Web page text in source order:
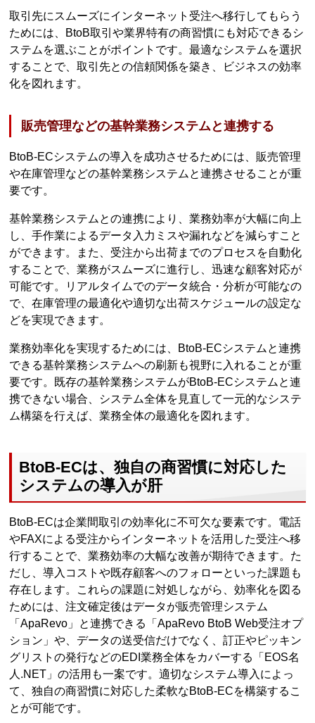
取引先にスムーズにインターネット受注へ移行してもらう
ためには、BtoB取引や業界特有の商習慣にも対応できるシ
ステムを選ぶことがポイントです。最適なシステムを選択
することで、取引先との信頼関係を築き、ビジネスの効率
化を図れます。
販売管理などの基幹業務システムと連携する
BtoB-ECシステムの導入を成功させるためには、販売管理
や在庫管理などの基幹業務システムと連携させることが重
要です。
基幹業務システムとの連携により、業務効率が大幅に向上
し、手作業によるデータ入力ミスや漏れなどを減らすこと
ができます。また、受注から出荷までのプロセスを自動化
することで、業務がスムーズに進行し、迅速な顧客対応が
可能です。リアルタイムでのデータ統合・分析が可能なの
で、在庫管理の最適化や適切な出荷スケジュールの設定な
どを実現できます。
業務効率化を実現するためには、BtoB-ECシステムと連携
できる基幹業務システムへの刷新も視野に入れることが重
要です。既存の基幹業務システムがBtoB-ECシステムと連
携できない場合、システム全体を見直して一元的なシステ
ム構築を行えば、業務全体の最適化を図れます。
BtoB-ECは、独自の商習慣に対応した
システムの導入が肝
BtoB-ECは企業間取引の効率化に不可欠な要素です。電話
やFAXによる受注からインターネットを活用した受注へ移
行することで、業務効率の大幅な改善が期待できます。た
だし、導入コストや既存顧客へのフォローといった課題も
存在します。これらの課題に対処しながら、効率化を図る
ためには、注文確定後はデータが販売管理システム
「ApaRevo」と連携できる「ApaRevo BtoB Web受注オプ
ション」や、データの送受信だけでなく、訂正やピッキン
グリストの発行などのEDI業務全体をカバーする「EOS名
人.NET」の活用も一案です。適切なシステム導入によっ
て、独自の商習慣に対応した柔軟なBtoB-ECを構築するこ
とが可能です。